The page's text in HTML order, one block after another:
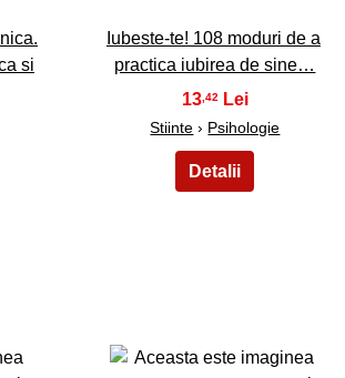
si
Iubeste-te! 108 moduri de a
practica iubirea de sine…
13 ,42
Stiinte › Psihologie